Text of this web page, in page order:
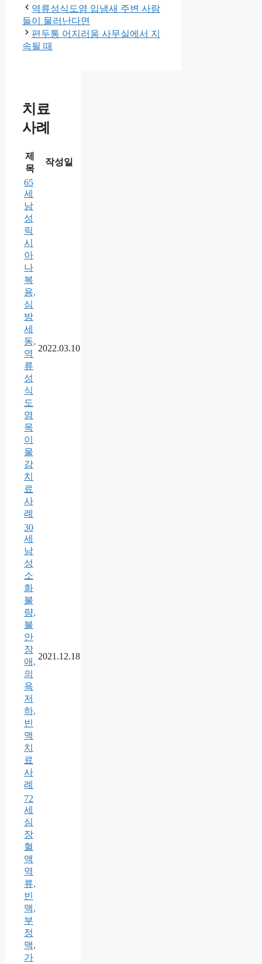
역류성식도염 입냄새 주변 사람
들이 물러난다면
편두통 어지러움 사무실에서 지
속될 때
치료
사례
제
목
작성일
65
세
남
성
릭
시
아
나
복
용,
심
방
세
동,
역
류
성
식
도
염
목
이
물
감
치
료
사
례
2022.03.10
30
세
남
성
소
화
불
량,
불
안
장
애,
의
욕
저
하,
빈
맥
치
료
사
례
2021.12.18
72
세
심
장
혈
액
역
류,
빈
맥,
부
정
맥,
가